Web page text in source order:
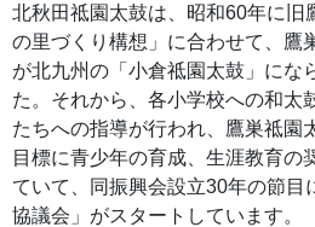
北秋田祗園太鼓は、昭和60年に旧
の里づくり構想」に合わせて、鷹
が北九州の「小倉祗園太鼓」にな
た。それから、各小学校への和太
たちへの指導が行われ、鷹巣祗園
目標に青少年の育成、生涯教育の
ていて、同振興会設立30年の節目
協議会」がスタートしています。